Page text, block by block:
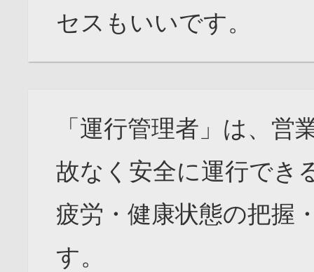
セスもいいです。
「運行管理者」は、
故なく安全に運行でき
疲労・健康状態の把握
す。